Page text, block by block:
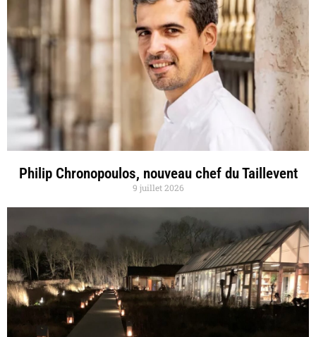
Philip Chronopoulos, nouveau chef du Taillevent
9 juillet 2026